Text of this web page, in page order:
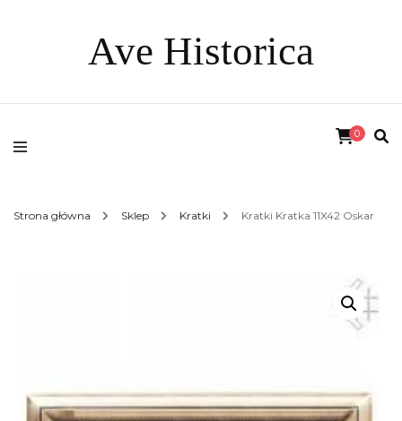
Ave Historica
0
Strona główna Sklep Kratki Kratki Kratka 11X42 Oskar